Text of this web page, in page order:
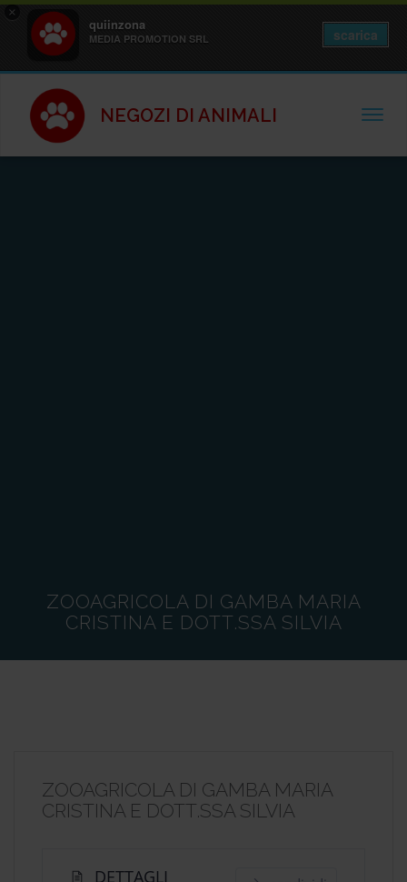
×
quiinzona
MEDIA PROMOTION SRL scarica
NEGOZI DI ANIMALI
ZOOAGRICOLA DI GAMBA MARIA
CRISTINA E DOTT.SSA SILVIA
ZOOAGRICOLA DI GAMBA MARIA
CRISTINA E DOTT.SSA SILVIA
DETTAGLI